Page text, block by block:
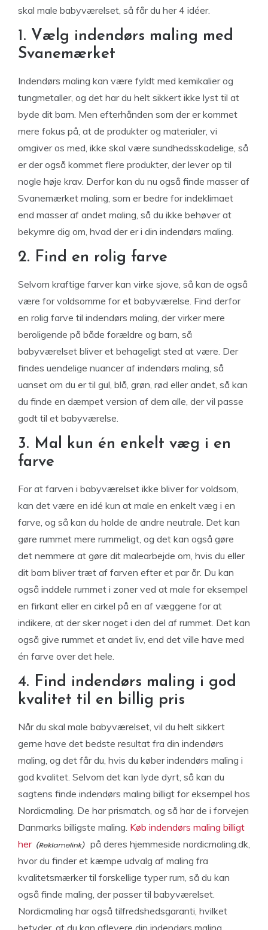
skal male babyværelset, så får du her 4 idéer.
1. Vælg indendørs maling med
Svanemærket
Indendørs maling kan være fyldt med kemikalier og
tungmetaller, og det har du helt sikkert ikke lyst til at
byde dit barn. Men efterhånden som der er kommet
mere fokus på, at de produkter og materialer, vi
omgiver os med, ikke skal være sundhedsskadelige, så
er der også kommet flere produkter, der lever op til
nogle høje krav. Derfor kan du nu også finde masser af
Svanemærket maling, som er bedre for indeklimaet
end masser af andet maling, så du ikke behøver at
bekymre dig om, hvad der er i din indendørs maling.
2. Find en rolig farve
Selvom kraftige farver kan virke sjove, så kan de også
være for voldsomme for et babyværelse. Find derfor
en rolig farve til indendørs maling, der virker mere
beroligende på både forældre og barn, så
babyværelset bliver et behageligt sted at være. Der
findes uendelige nuancer af indendørs maling, så
uanset om du er til gul, blå, grøn, rød eller andet, så kan
du finde en dæmpet version af dem alle, der vil passe
godt til et babyværelse.
3. Mal kun én enkelt væg i en
farve
For at farven i babyværelset ikke bliver for voldsom,
kan det være en idé kun at male en enkelt væg i en
farve, og så kan du holde de andre neutrale. Det kan
gøre rummet mere rummeligt, og det kan også gøre
det nemmere at gøre dit malearbejde om, hvis du eller
dit barn bliver træt af farven efter et par år. Du kan
også inddele rummet i zoner ved at male for eksempel
en firkant eller en cirkel på en af væggene for at
indikere, at der sker noget i den del af rummet. Det kan
også give rummet et andet liv, end det ville have med
én farve over det hele.
4. Find indendørs maling i god
kvalitet til en billig pris
Når du skal male babyværelset, vil du helt sikkert
gerne have det bedste resultat fra din indendørs
maling, og det får du, hvis du køber indendørs maling i
god kvalitet. Selvom det kan lyde dyrt, så kan du
sagtens finde indendørs maling billigt for eksempel hos
Nordicmaling. De har prismatch, og så har de i forvejen
Danmarks billigste maling. Køb indendørs maling billigt
her
på deres hjemmeside nordicmaling.dk,
hvor du finder et kæmpe udvalg af maling fra
kvalitetsmærker til forskellige typer rum, så du kan
også finde maling, der passer til babyværelset.
Nordicmaling har også tilfredshedsgaranti, hvilket
betyder, at du kan aflevere din indendørs maling